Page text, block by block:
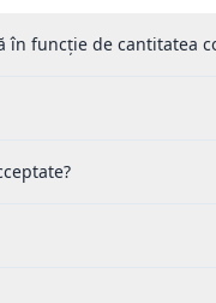
în funcție de cantitatea